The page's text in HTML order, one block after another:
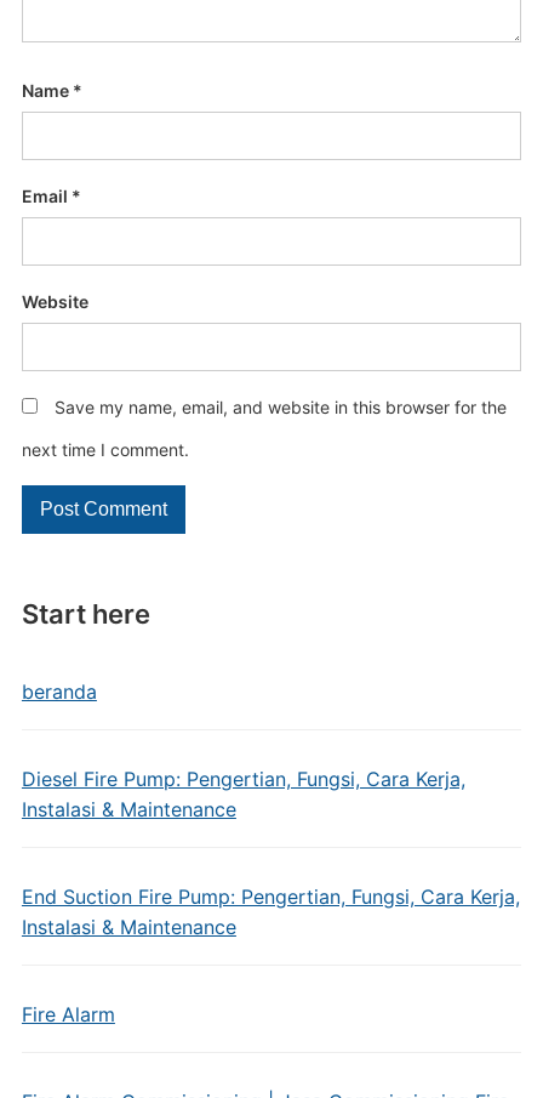
Start here
beranda
Diesel Fire Pump: Pengertian, Fungsi, Cara Kerja,
Instalasi & Maintenance
End Suction Fire Pump: Pengertian, Fungsi, Cara Kerja,
Instalasi & Maintenance
Fire Alarm
Name *
Email *
Website
Save my name, email, and website in this browser for the
next time I comment.